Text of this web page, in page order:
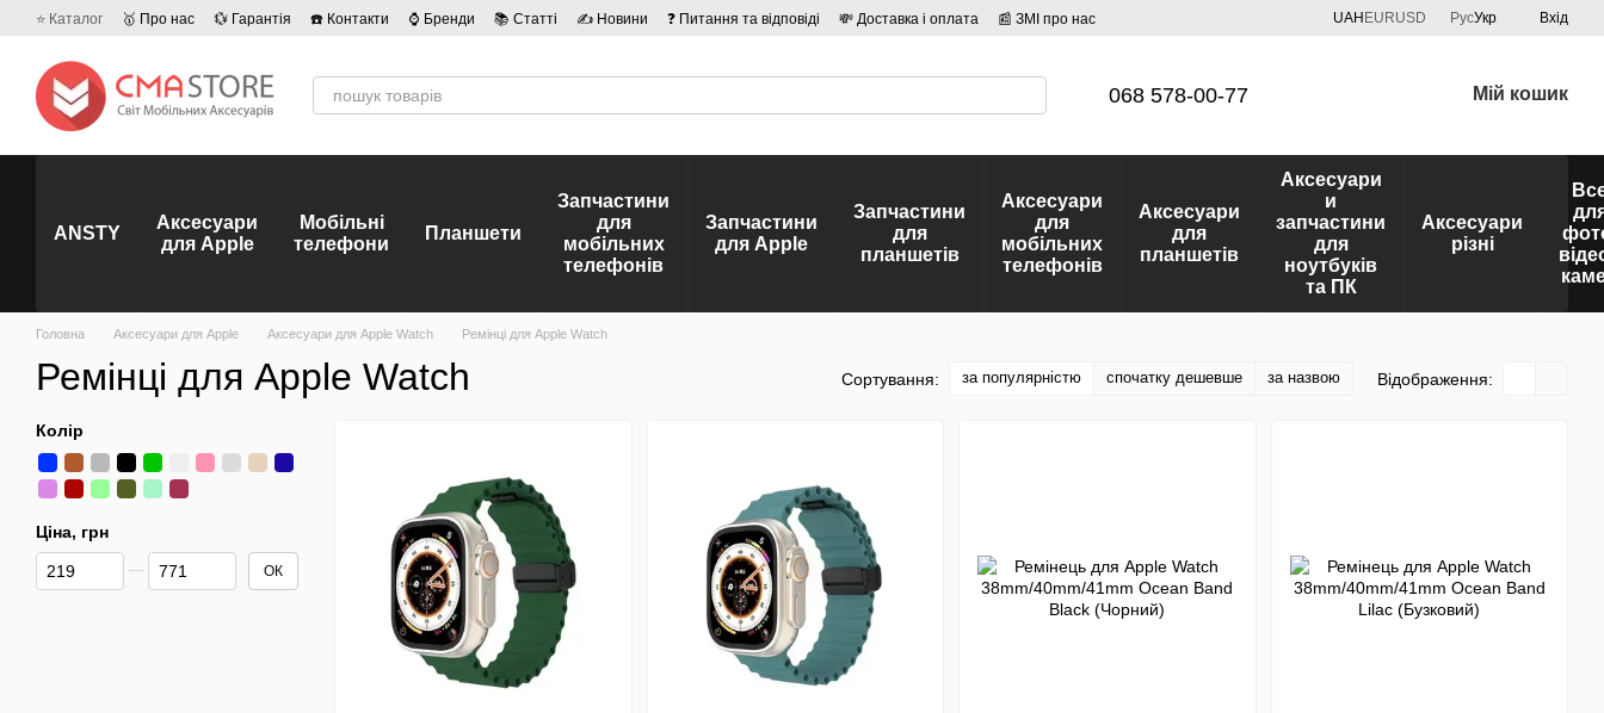
Перейти до основного контенту
⭐ Каталог 🥇 Про нас 💱 Гарантія ☎️ Контакти ⌚ Бренди 📚 Статті ✍ Новини ❓ Питання та відповіді 💸 Доставка і оплата
📰 ЗМІ про нас
UAH EURUSD РусУкр Вхід
068 578-00-77 Мій кошик
ANSTY
Аксесуари
для Apple
Мобільні
телефони
Планшети
Запчастини
для
мобільних
телефонів
Запчастини
для Apple
Запчастини
для
планшетів
Аксесуари
для
мобільних
телефонів
Аксесуари
для
планшетів
Аксесуари
и
запчастини
для
ноутбуків
та ПК
Аксесуари
різні
Головна Аксесуари для Apple Аксесуари для Apple Watch Ремінці для Apple Watch
Ремінці для Apple Watch Сортування: за популярністю спочатку дешевше за назвою Відображення:
Колір
Ціна, грн
Від Ціна, грн
До Ціна, грн ОК